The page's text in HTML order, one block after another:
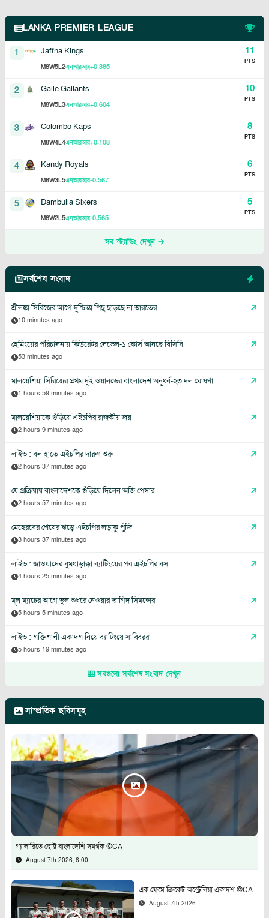
LANKA PREMIER LEAGUE
1 Jaffna Kings
M8W5L2এনআরআর+0.385
11
PTS
2 Galle Gallants
M8W5L3এনআরআর+0.604
10
PTS
3 Colombo Kaps
M8W4L4এনআরআর+0.108
8
PTS
4 Kandy Royals
M8W3L5এনআরআর-0.567
6
PTS
5 Dambulla Sixers
M8W2L5এনআরআর-0.565
5
PTS
সব স্ট্যান্ডিং দেখুন
সর্বশেষ সংবাদ
শ্রীলঙ্কা সিরিজের আগে দুশ্চিন্তা পিছু ছাড়ছে না ভারতের
10 minutes ago
হেমিংয়ের পরিচালনায় কিউরেটর লেভেল-১ কোর্স আনছে বিসিবি
53 minutes ago
মালয়েশিয়া সিরিজের প্রথম দুই ওয়ানডের বাংলাদেশ অনূর্ধ্ব-২৩ দল ঘোষণা
1 hours 59 minutes ago
মালয়েশিয়াকে গুঁড়িয়ে এইচপির রাজকীয় জয়
2 hours 9 minutes ago
লাইভ : বল হাতে এইচপির দারুণ শুরু
2 hours 37 minutes ago
যে প্রক্রিয়ায় বাংলাদেশকে গুঁড়িয়ে দিলেন অজি পেসার
2 hours 57 minutes ago
মেহেরবের শেষের ঝড়ে এইচপির লড়াকু পুঁজি
3 hours 37 minutes ago
লাইভ : জাওয়াদের ধুমধাড়াক্কা ব্যাটিংয়ের পর এইচপির ধস
4 hours 25 minutes ago
মূল ম্যাচের আগে ভুল শুধরে নেওয়ার তাগিদ সিমন্সের
5 hours 5 minutes ago
লাইভ : শক্তিশালী একাদশ নিয়ে ব্যাটিংয়ে সাব্বিররা
5 hours 19 minutes ago
সবগুলো সর্বশেষ সংবাদ দেখুন
সাম্প্রতিক ছবিসমূহ
গ্যালারিতে ছোট্ট বাংলাদেশি সমর্থক ©CA
August 7th 2026, 6:00
এক ফ্রেমে ক্রিকেট অস্ট্রেলিয়া একাদশ ©CA
August 7th 2026